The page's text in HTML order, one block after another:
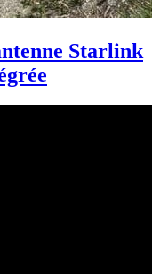
Starlink